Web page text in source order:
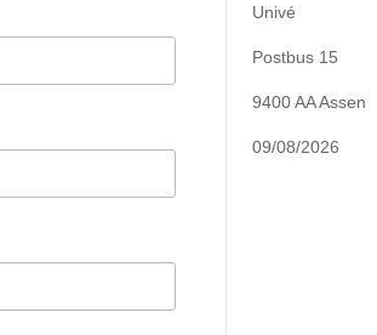
Univé
Postbus 15
9400 AA Assen
09/08/2026